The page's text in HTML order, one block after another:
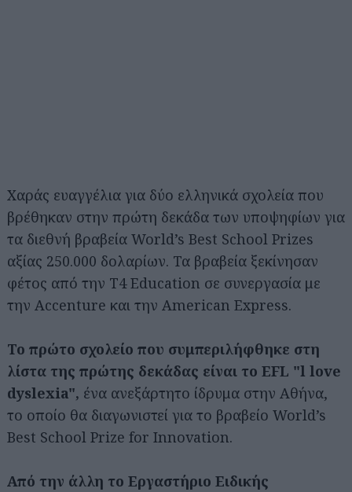
Χαράς ευαγγέλια για δύο ελληνικά σχολεία που
βρέθηκαν στην πρώτη δεκάδα των υποψηφίων για
τα διεθνή βραβεία World’s Best School Prizes
αξίας 250.000 δολαρίων. Τα βραβεία ξεκίνησαν
φέτος από την T4 Education σε συνεργασία με
την Accenture και την American Express.
Το πρώτο σχολείο που συμπεριλήφθηκε στη
λίστα της πρώτης δεκάδας είναι το EFL "l love
dyslexia", ένα ανεξάρτητο ίδρυμα στην Αθήνα,
το οποίο θα διαγωνιστεί για το βραβείο World’s
Best School Prize for Innovation.
Από την άλλη το Εργαστήριο Ειδικής